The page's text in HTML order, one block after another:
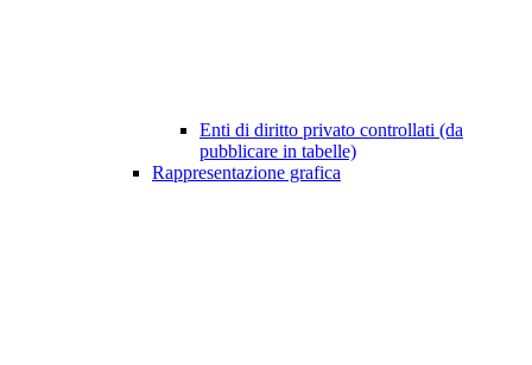
Enti di diritto privato controllati (da
pubblicare in tabelle)
Rappresentazione grafica